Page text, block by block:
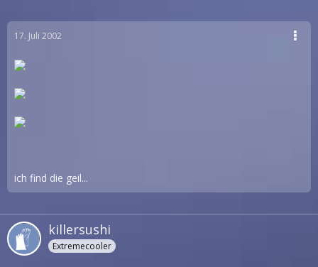
17. Juli 2002
ich find die geil...
killersushi
Extremecooler